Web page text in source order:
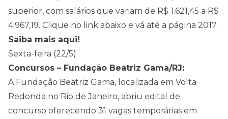
superior, com salários que variam de R$ 1.621,45 a R$
4.967,19. Clique no link abaixo e vá até a página 2017.
Saiba mais aqui!
Sexta-feira (22/5)
Concursos – Fundação Beatriz Gama/RJ:
A Fundação Beatriz Gama, localizada em Volta
Redonda no Rio de Janeiro, abriu edital de
concurso oferecendo 31 vagas temporárias em